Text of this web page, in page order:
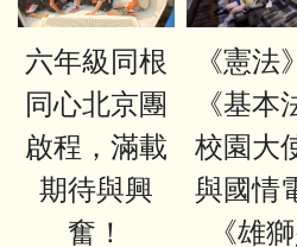
六年級同根
同心北京團
啟程，滿載
期待與興
奮！
《憲法
《基本
校園大
與國情
《雄